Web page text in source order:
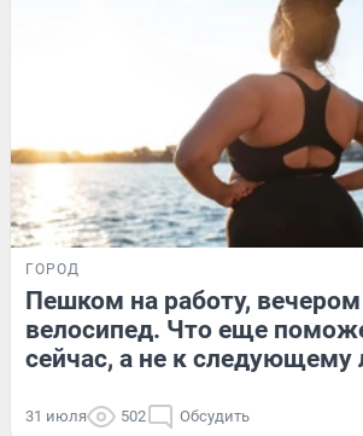
ГОРОД
Пешком на работу,
велосипед. Что еще
сейчас, а не к следующему
31 июля 502 Обсудить